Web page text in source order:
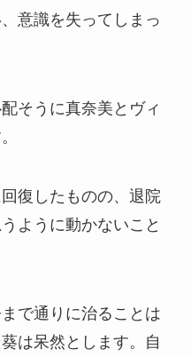
意識を失ってしまっ
そうに真奈美とヴィ
復したものの、退院
ように動かないこと
で通りに治ることは
は呆然とします。自